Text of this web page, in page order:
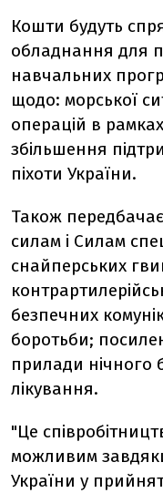
Кошти будуть
обладнання для
навчальних
щодо: морської
операцій в
збільшення
піхоти України.
Також
силам і Силам
снайперських
безпечних
боротьби;
прилади нічного
лікування.
"Це
можливим
України у